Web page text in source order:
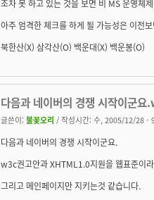
조차 못 하고 있는 것을 보면 비 MS 운영체
아주 엄격한 체크를 하게 될 가능성은 이전
북한산(X) 삼각산(O) 백운대(X) 백운봉(O)
다음과 네이버의 경쟁 시작이군
글쓴이: 불꽃오리 / 작성시간: 수, 2005/12/28 -
다음과 네이버의 경쟁 시작이군요.
w3c권고안과 XHTML1.0지원을 웹표준이
그리고 메인페이지만 지키는것 같습니다.